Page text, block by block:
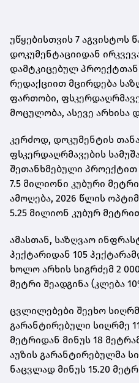
უწყებისთვის 7 აგვისტოს
დოკუმენტაციიდან
დამტკიცებულ
რედაქციით მცირდება
ფართობი,
მოცულობა, ასევე არხისა
კერძოდ, დოკუმენტის
ფსკერდაღრმავების
შეთანხმებული
7.5 მილიონი კუბური
ამოღება, 2026 წლის
5.25 მილიონ კუბურ
ამასთან, საზღვაო
ჰექტარიდან 105
ხოლო არხის სიგრძემ 2
მეტრი შეადგინა (კლება
ცვლილებები შეეხო
გარანტირებული სიღრმე
მეტრიდან მინუს 18
აუზის გარანტირებულმა
ნაცვლად მინუს 15.20